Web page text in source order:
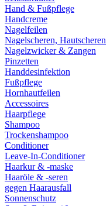
Hand & Fußpflege
Handcreme
Nagelfeilen
Nagelscheren, Hautscheren
Nagelzwicker & Zangen
Pinzetten
Handdesinfektion
Fußpflege
Hornhautfeilen
Accessoires
Haarpflege
Shampoo
Trockenshampoo
Conditioner
Leave-In-Conditioner
Haarkur & -maske
Haaröle & -seren
gegen Haarausfall
Sonnenschutz